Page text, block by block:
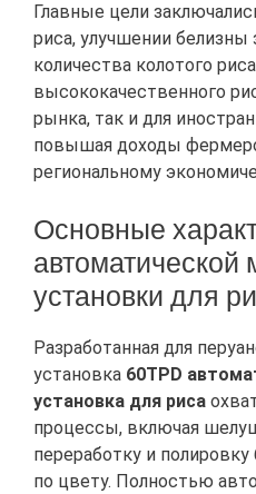
Главные цели
риса, улучшении белизны
количества колотого
высококачественного
рынка, так и для
повышая доходы
региональному
Основные
автоматической
установки для
Разработанная для
установка 60TPD
установка для риса
процессы, включая
переработку и
по цвету. Полностью